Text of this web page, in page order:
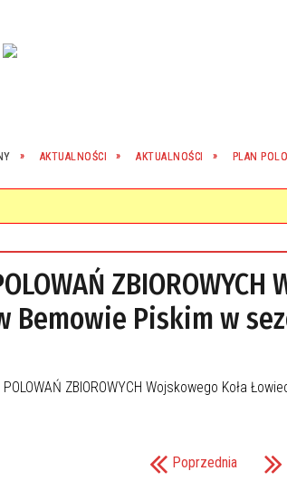
AKTUALNOŚCI AKTUALNOŚCI PLAN
Bemowie Piskim w
Poprzednia